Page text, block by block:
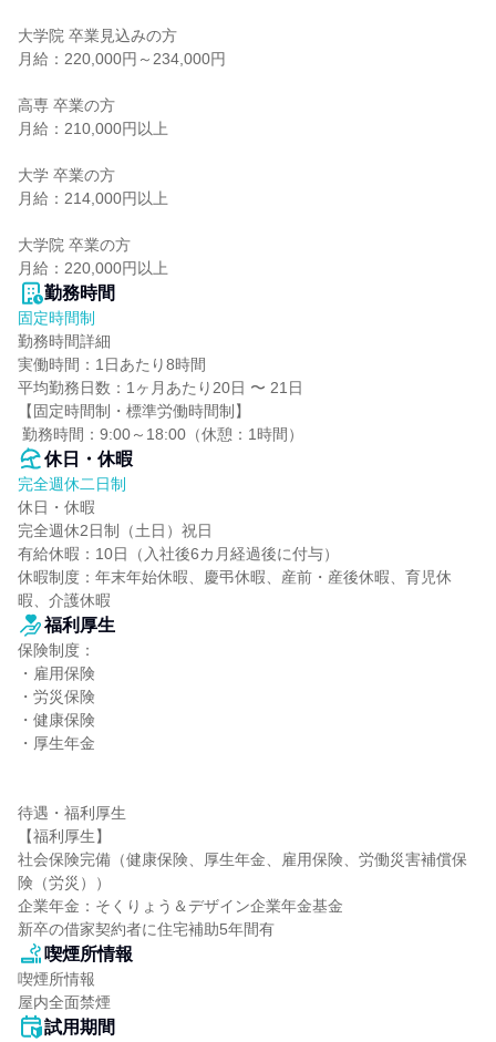
大学院 卒業見込みの方
月給：220,000円～234,000円
高専 卒業の方
月給：210,000円以上
大学 卒業の方
月給：214,000円以上
大学院 卒業の方
月給：220,000円以上
勤務時間
固定時間制
勤務時間詳細
実働時間：1日あたり8時間
平均勤務日数：1ヶ月あたり20日 〜 21日
【固定時間制・標準労働時間制】
勤務時間：9:00～18:00（休憩：1時間）
休日・休暇
完全週休二日制
休日・休暇
完全週休2日制（土日）祝日
有給休暇：10日（入社後6カ月経過後に付与）
休暇制度：年末年始休暇、慶弔休暇、産前・産後休暇、育児休
暇、介護休暇
福利厚生
保険制度：
・雇用保険
・労災保険
・健康保険
・厚生年金
待遇・福利厚生
【福利厚生】
社会保険完備（健康保険、厚生年金、雇用保険、労働災害補償保
険（労災））
企業年金：そくりょう＆デザイン企業年金基金
新卒の借家契約者に住宅補助5年間有
喫煙所情報
喫煙所情報
屋内全面禁煙
試用期間